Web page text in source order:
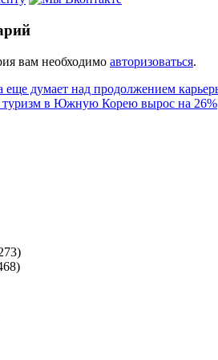
вам необходимо авторизоваться.
думает над продолжением
туризм в Южную Корею вырос на 26%